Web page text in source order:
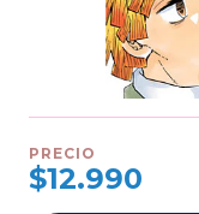
PRECIO
$12.990